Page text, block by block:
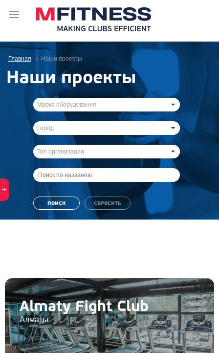
Главная Наши проекты
Наши проекты
Марка оборудования
Город
Тип организации
Almaty Fight Club
Алматы